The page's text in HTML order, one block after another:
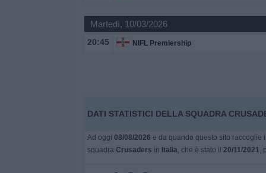
Martedì, 10/03/2026
20:45 NIFL Premiership
DATI STATISTICI DELLA SQUADRA
Ad oggi 08/08/2026 e da quando questo sito raccoglie
squadra Crusaders in Italia, che è stato il 20/11/2021,